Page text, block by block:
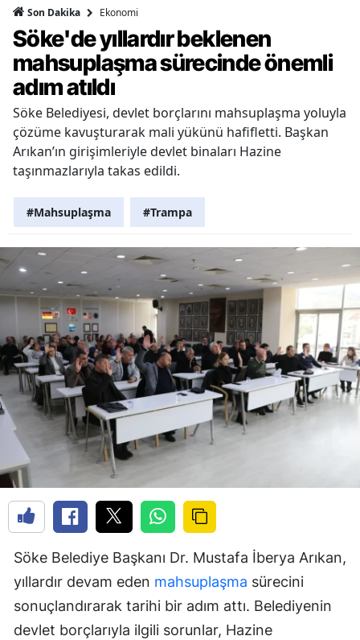
Son Dakika Ekonomi
Söke'de yıllardır beklenen
mahsuplaşma sürecinde önemli
adım atıldı
Söke Belediyesi, devlet borçlarını mahsuplaşma yoluyla
çözüme kavuşturarak mali yükünü hafifletti. Başkan
Arıkan’ın girişimleriyle devlet binaları Hazine
taşınmazlarıyla takas edildi.
#Mahsuplaşma #Trampa
Söke Belediye Başkanı Dr. Mustafa İberya Arıkan,
yıllardır devam eden mahsuplaşma sürecini
sonuçlandırarak tarihi bir adım attı. Belediyenin
devlet borçlarıyla ilgili sorunlar, Hazine